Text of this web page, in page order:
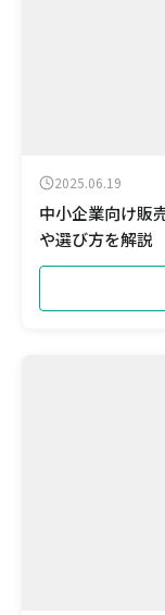
2025.06.19
中小企業向け販
や選び方を解説